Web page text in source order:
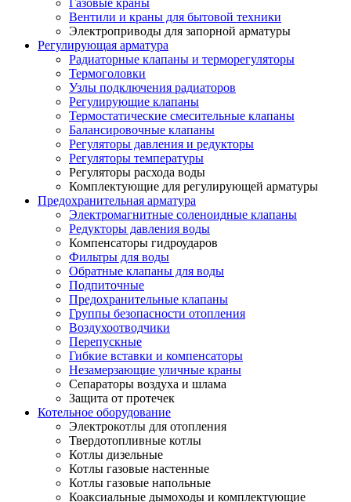
Газовые краны
Вентили и краны для бытовой техники
Электроприводы для запорной арматуры
Регулирующая арматура
Радиаторные клапаны и терморегуляторы
Термоголовки
Узлы подключения радиаторов
Регулирующие клапаны
Термостатические смесительные клапаны
Балансировочные клапаны
Регуляторы давления и редукторы
Регуляторы температуры
Регуляторы расхода воды
Комплектующие для регулирующей арматуры
Предохранительная арматура
Электромагнитные соленоидные клапаны
Редукторы давления воды
Компенсаторы гидроударов
Фильтры для воды
Обратные клапаны для воды
Подпиточные
Предохранительные клапаны
Группы безопасности отопления
Воздухоотводчики
Перепускные
Гибкие вставки и компенсаторы
Незамерзающие уличные краны
Сепараторы воздуха и шлама
Защита от протечек
Котельное оборудование
Электрокотлы для отопления
Твердотопливные котлы
Котлы дизельные
Котлы газовые настенные
Котлы газовые напольные
Коаксиальные дымоходы и комплектующие